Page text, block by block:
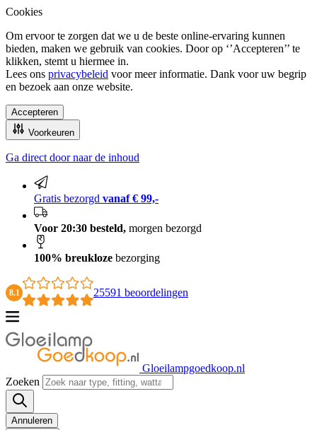
Cookies
Om ervoor te zorgen dat we u de beste online-ervaring kunnen
bieden, maken we gebruik van cookies. Door op ‘’Accepteren’’ te
klikken, stemt u hiermee in.
Lees ons privacybeleid voor meer informatie. Dank voor uw begrip
en bezoek aan onze website.
Accepteren
Voorkeuren
100% breukloze bezorging
Ga direct door naar de inhoud
Gratis bezorgd vanaf € 99,-
Voor 20:30 besteld, morgen bezorgd
100% breukloze bezorging
8.1 25591 beoordelingen
Gloeilampgoedkoop.nl
Zoeken
Annuleren